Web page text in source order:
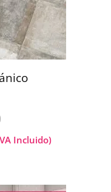
Incluido)